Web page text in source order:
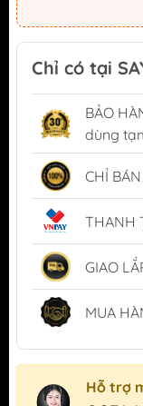
Chỉ có tại
BẢO
dùng
CHỈ
THANH
GIAO
MUA
Hỗ trợ